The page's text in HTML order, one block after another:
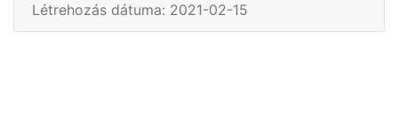
Létrehozás dátuma: 2021-02-15